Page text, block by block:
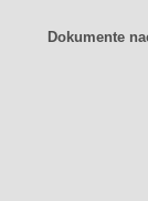
Dokumente